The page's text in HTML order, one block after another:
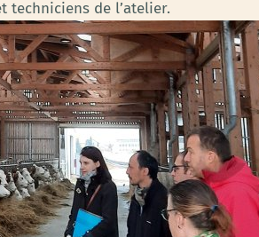
techniciens de l’atelier.